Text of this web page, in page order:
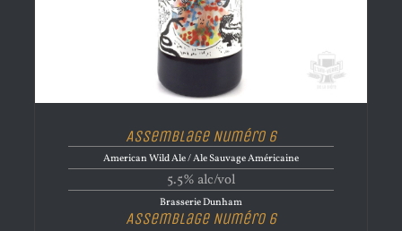
Assemblage Numéro 6
American Wild Ale / Ale Sauvage Américaine
5.5% alc/vol
Brasserie Dunham
Assemblage Numéro 6